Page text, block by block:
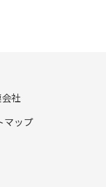
社
マップ